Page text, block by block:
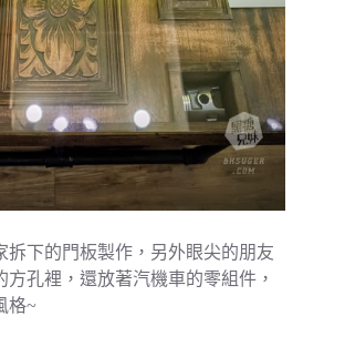
拆下的門板製作，另外眼尖的朋友
方孔裡，還放著汽機車的零組件，
格~